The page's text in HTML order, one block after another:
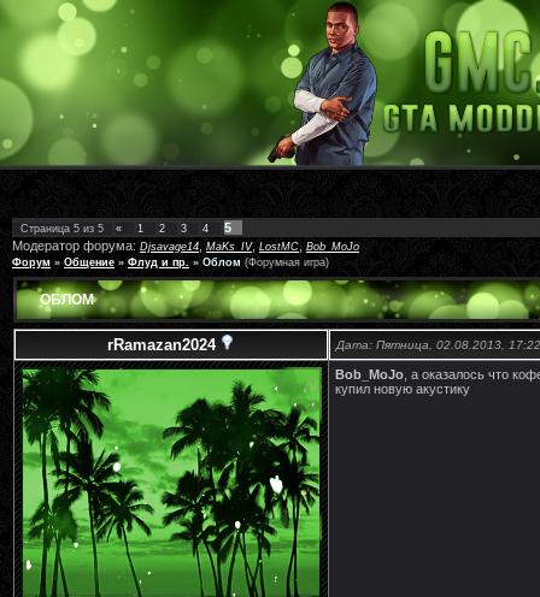
Страница 5 из 5 « 1 2 3 4
5
Модератор форума:Djsavage14 MaKs_IV, LostMC Bob_MoJo
Форум » Общение » Флуд и пр. » Облом (Форумная игра)
ОБЛОМ
rRamazan2024 Дата: Пятница, 02.08.2013,
Bob_MoJo , а оказалось что
купил новую акустику